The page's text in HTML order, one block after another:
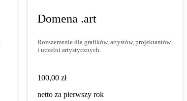
Domena .art
Rozszerzenie dla grafików, artystów, projektantów
i uczelni artystycznych.
100,00 zł
100,00 zł
netto za pierwszy rok